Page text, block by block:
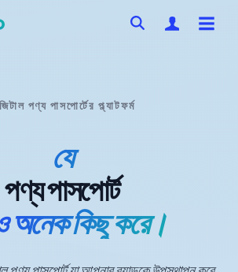
পণ্য পাসপোর্টের প্ল্যাটফর্ম
যে
পণ্য পাসপোর্ট
কিছু করে।